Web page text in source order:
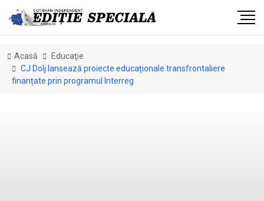
Acasă
Educaţie
CJ Dolj lansează proiecte educaționale transfrontaliere
finanțate prin programul Interreg